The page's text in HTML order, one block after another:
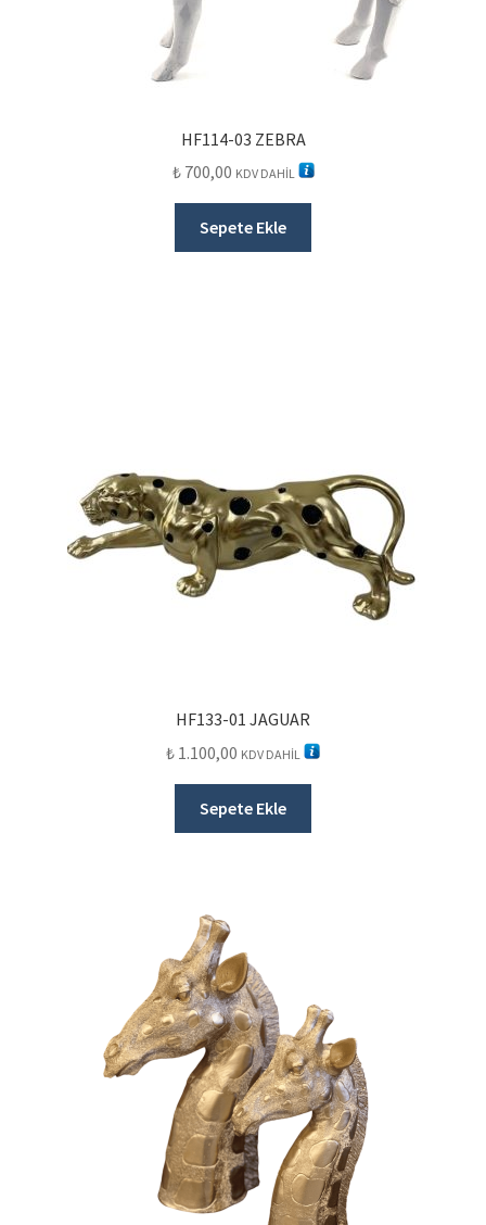
HF114-03 ZEBRA
₺700,00 KDV DAHİL
Sepete Ekle
HF133-01 JAGUAR
₺ 1.100,00 KDV DAHİL
Sepete Ekle